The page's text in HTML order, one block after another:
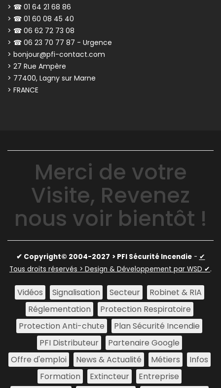
> ☎ 01 64 21 68 86
> ☎ 01 60 08 45 40
> ☎ 06 62 72 73 08
> ☎ 06 23 70 77 87 - Urgence
> bonjour@pfi-contact.com
> 27 Rue Ampère
> 77400, Lagny sur Marne
> FRANCE
Merci de votre
Visite, Revenez
nous voir bientôt !
✔ Copyright© 2004-2027 > PFI Sécurité Incendie- ✔
Tous droits réservés > Design & Développement par WSD ✔.
Vidéos Signalisation Secteur
Robinet & RIA
Réglementation
Protection Respiratoire
Protection Anti-chute
Plan Sécurité Incendie
PFI Distributeur
Partenaire Google
Offre d'emploi
News & Actualité Métiers
Infos
Formation
Extincteur
Entreprise